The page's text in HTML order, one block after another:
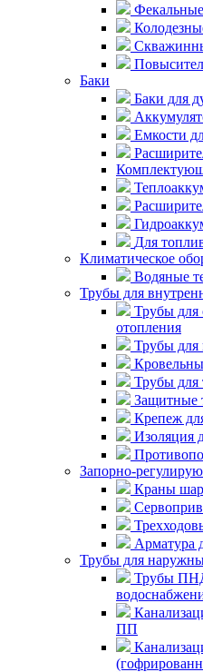
Фекальные
Баки
Баки для
Емкости
Для
Климатическое
Водяные
Трубы для
Трубы для
отопления
Трубы для
Трубы для
Защитные
Крепеж
Изоляция
Запорно-
Краны
Арматура
Трубы для
Трубы
ПП